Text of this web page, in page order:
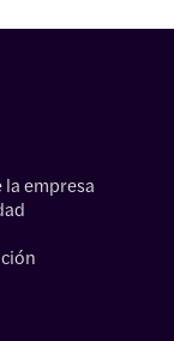
empresa